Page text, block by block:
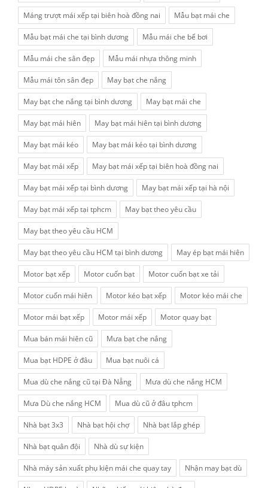
Máng trượt mái xếp tại biên hoà đồng nai Mẫu bạt mái che
Mẫu bạt mái che tại bình dương Mẫu mái che bể bơi
Mẫu mái che sân đẹp Mẫu mái nhựa thông minh
Mẫu mái tôn sân đẹp May bạt che nắng
May bạt che nắng tại bình dương May bạt mái che
May bạt mái hiên May bạt mái hiên tại bình dương
May bạt mái kéo May bạt mái kéo tại bình dương
May bạt mái xếp May bạt mái xếp tại biên hoà đồng nai
May bạt mái xếp tại bình dương May bạt mái xếp tại hà nội
May bạt mái xếp tại tphcm May bạt theo yêu cầu
May bạt theo yêu cầu HCM
May bạt theo yêu cầu HCM tại bình dương May ép bạt mái hiên
Motor bạt xếp Motor cuốn bạt Motor cuốn bạt xe tải
Motor cuốn mái hiên Motor kéo bạt xếp Motor kéo mái che
Motor mái bạt xếp Motor mái xếp Motor quay bạt
Mua bán mái hiên cũ Mưa bạt che nắng
Mua bạt HDPE ở đâu Mua bạt nuôi cá
Mua dù che nắng cũ tại Đà Nẵng Mưa dù che nắng HCM
Mưa Dù che nắng HCM Mua dù cũ ở đâu tphcm
Nhà bạt 3x3 Nhà bạt hội chợ Nhà bạt lắp ghép
Nhà bạt quân đội Nhà dù sự kiện
Nhà máy sản xuất phụ kiện mái che quay tay Nhận may bạt dù